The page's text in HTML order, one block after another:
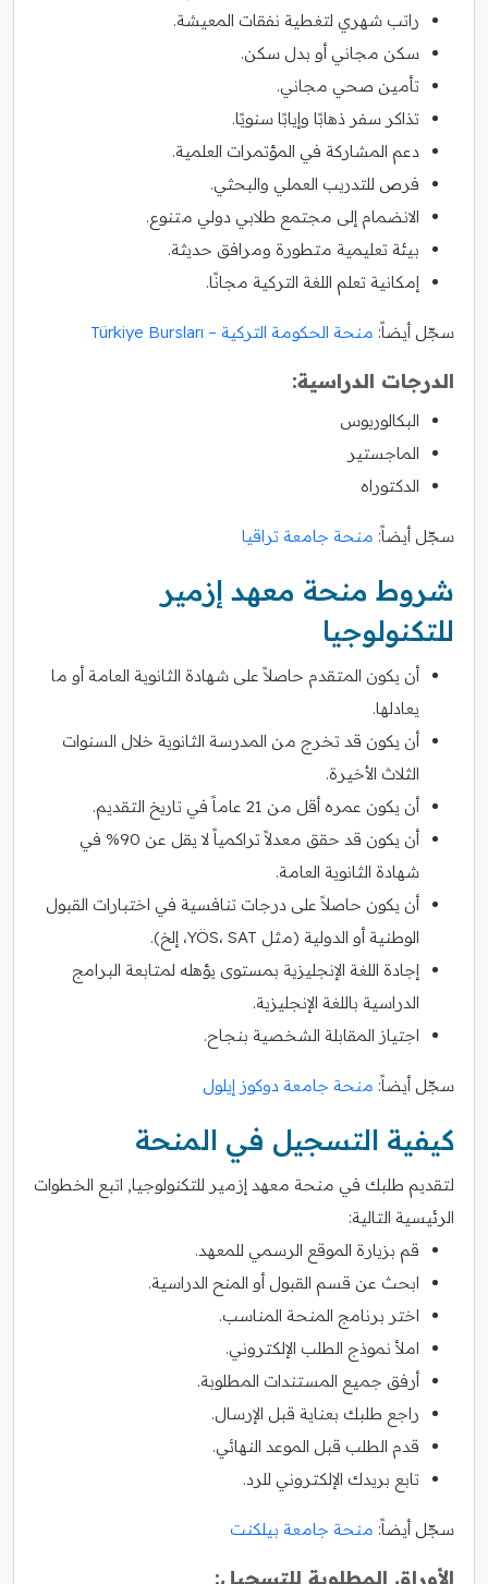
راتب شهري لتغطية نفقات المعيشة.
سكن مجاني أو بدل سكن.
تأمين صحي مجاني.
تذاكر سفر ذهابًا وإيابًا سنويًا.
دعم المشاركة في المؤتمرات العلمية.
فرص للتدريب العملي والبحثي.
الانضمام إلى مجتمع طلابي دولي متنوع.
بيئة تعليمية متطورة ومرافق حديثة.
إمكانية تعلم اللغة التركية مجانًا.
سجّل أيضاً: منحة الحكومة التركية – Türkiye Bursları
الدرجات الدراسية:
البكالوريوس
الماجستير
الدكتوراه
سجّل أيضاً: منحة جامعة تراقيا
شروط منحة معهد إزمير
للتكنولوجيا
أن يكون المتقدم حاصلاً على شهادة الثانوية العامة أو ما
يعادلها.
أن يكون قد تخرج من المدرسة الثانوية خلال السنوات
الثلاث الأخيرة.
أن يكون عمره أقل من 21 عاماً في تاريخ التقديم.
أن يكون قد حقق معدلاً تراكمياً لا يقل عن 90% في
شهادة الثانوية العامة.
أن يكون حاصلاً على درجات تنافسية في اختبارات القبول
الوطنية أو الدولية (مثل YÖS، SAT، إلخ).
إجادة اللغة الإنجليزية بمستوى يؤهله لمتابعة البرامج
الدراسية باللغة الإنجليزية.
اجتياز المقابلة الشخصية بنجاح.
سجّل أيضاً: منحة جامعة دوكوز إيلول
كيفية التسجيل في المنحة
لتقديم طلبك في منحة معهد إزمير للتكنولوجيا, اتبع الخطوات
الرئيسية التالية:
قم بزيارة الموقع الرسمي للمعهد.
ابحث عن قسم القبول أو المنح الدراسية.
اختر برنامج المنحة المناسب.
املأ نموذج الطلب الإلكتروني.
أرفق جميع المستندات المطلوبة.
راجع طلبك بعناية قبل الإرسال.
قدم الطلب قبل الموعد النهائي.
تابع بريدك الإلكتروني للرد.
سجّل أيضاً: منحة جامعة بيلكنت
الأوراق المطلوبة للتسجيل: